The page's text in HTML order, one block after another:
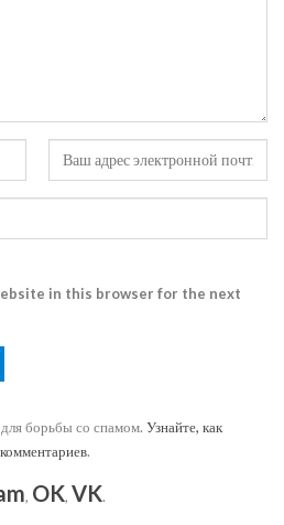
in this browser for the next
борьбы со спамом. Узнайте, как
.
, OK, VK.